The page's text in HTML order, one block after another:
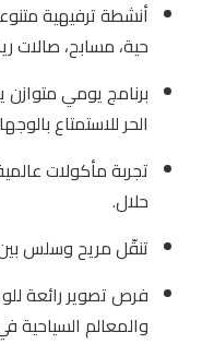
أنشطة ترفيهية
حية، مسابح، صالات
برنامج يومي متوازن
الحر للاستمتاع
تجربة مأكولات
حلال.
تنقّل مريح وسلس بين
فرص تصوير رائعة
والمعالم السياحية